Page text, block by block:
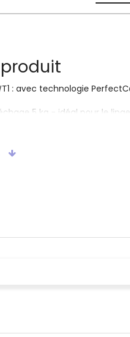
: avec technologie
5 kg - idéal pour le
sans usure : Moteur ProfiEco